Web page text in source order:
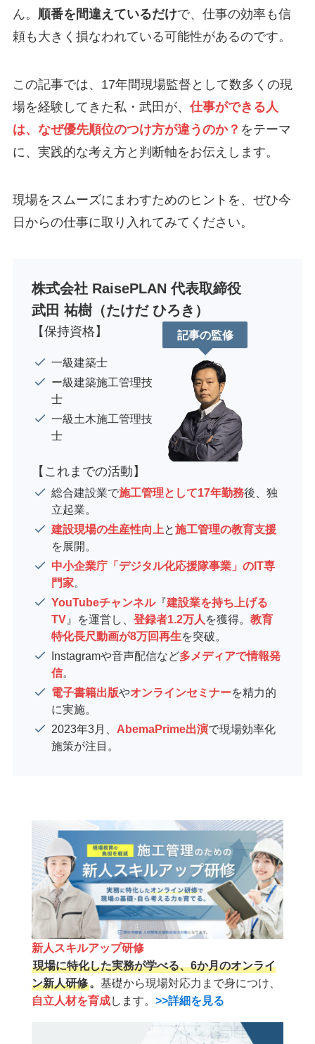
ん。 順番を間違えているだけで、仕事の効率も信
頼も大きく損なわれている可能性があるのです。
この記事では、17年間現場監督として数多くの現
場を経験してきた私・武田が、 仕事ができる人
は、なぜ優先順位のつけ方が違うのか？ をテーマ
に、実践的な考え方と判断軸をお伝えします。
現場をスムーズにまわすためのヒントを、ぜひ今
日からの仕事に取り入れてみてください。
株式会社 RaisePLAN 代表取締役
武田 祐樹（たけだ ひろき）
【保持資格】
一級建築士
ー級建築施工管理技
士
一級土木施工管理技
士
記事の監修
【これまでの活動】
総合建設業で施工管理として17年勤務後、独
立起業。
建設現場の生産性向上と施工管理の教育支援
を展開。
中小企業庁「デジタル化応援隊事業」のIT専
門家。
YouTubeチャンネル『建設業を持ち上げる
TV 』を運営し、 登録者1.2万人 を獲得。 教育
特化長尺動画が8万回再生を突破。
Instagramや音声配信など多メディアで情報発
信。
電子書籍出版やオンラインセミナーを精力的
に実施。
2023年3月、 AbemaPrime出演で現場効率化
施策が注目。
新人スキルアップ研修
現場に特化した実務が学べる、6か月のオンライ
ン新人研修。 基礎から現場対応力まで身につけ、
自立人材を育成します。 >>詳細を見る